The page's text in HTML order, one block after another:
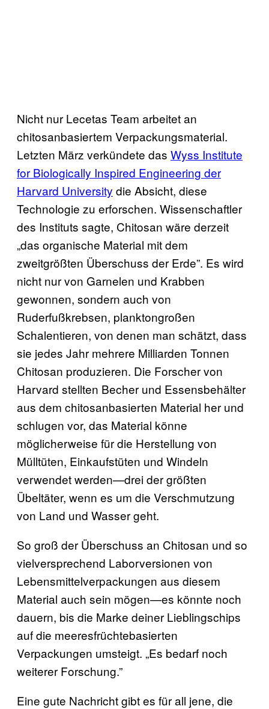
Nicht nur Lecetas Team arbeitet an
chitosanbasiertem Verpackungsmaterial.
Letzten März verkündete das Wyss Institute
for Biologically Inspired Engineering der
Harvard University die Absicht, diese
Technologie zu erforschen. Wissenschaftler
des Instituts sagte, Chitosan wäre derzeit
„das organische Material mit dem
zweitgrößten Überschuss der Erde”. Es wird
nicht nur von Garnelen und Krabben
gewonnen, sondern auch von
Ruderfußkrebsen, planktongroßen
Schalentieren, von denen man schätzt, dass
sie jedes Jahr mehrere Milliarden Tonnen
Chitosan produzieren. Die Forscher von
Harvard stellten Becher und Essensbehälter
aus dem chitosanbasierten Material her und
schlugen vor, das Material könne
möglicherweise für die Herstellung von
Mülltüten, Einkaufstüten und Windeln
verwendet werden—drei der größten
Übeltäter, wenn es um die Verschmutzung
von Land und Wasser geht.
So groß der Überschuss an Chitosan und so
vielversprechend Laborversionen von
Lebensmittelverpackungen aus diesem
Material auch sein mögen—es könnte noch
dauern, bis die Marke deiner Lieblingschips
auf die meeresfrüchtebasierten
Verpackungen umsteigt. „Es bedarf noch
weiterer Forschung.”
Eine gute Nachricht gibt es für all jene, die